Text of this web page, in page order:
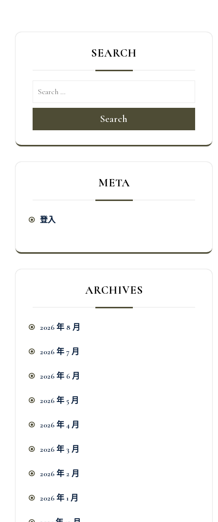
SEARCH
Search
META
登入
ARCHIVES
2026 年 8 月
2026 年 7 月
2026 年 6 月
2026 年 5 月
2026 年 4 月
2026 年 3 月
2026 年 2 月
2026 年 1 月